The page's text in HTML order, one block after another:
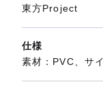
東方Project
仕様
素材：PVC、サ